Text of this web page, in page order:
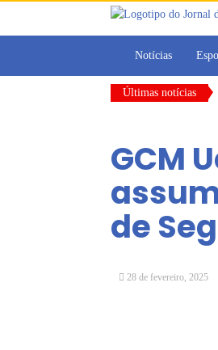
Notícias
Últimas notícias
GCM
de
28 de fevereiro, 2025